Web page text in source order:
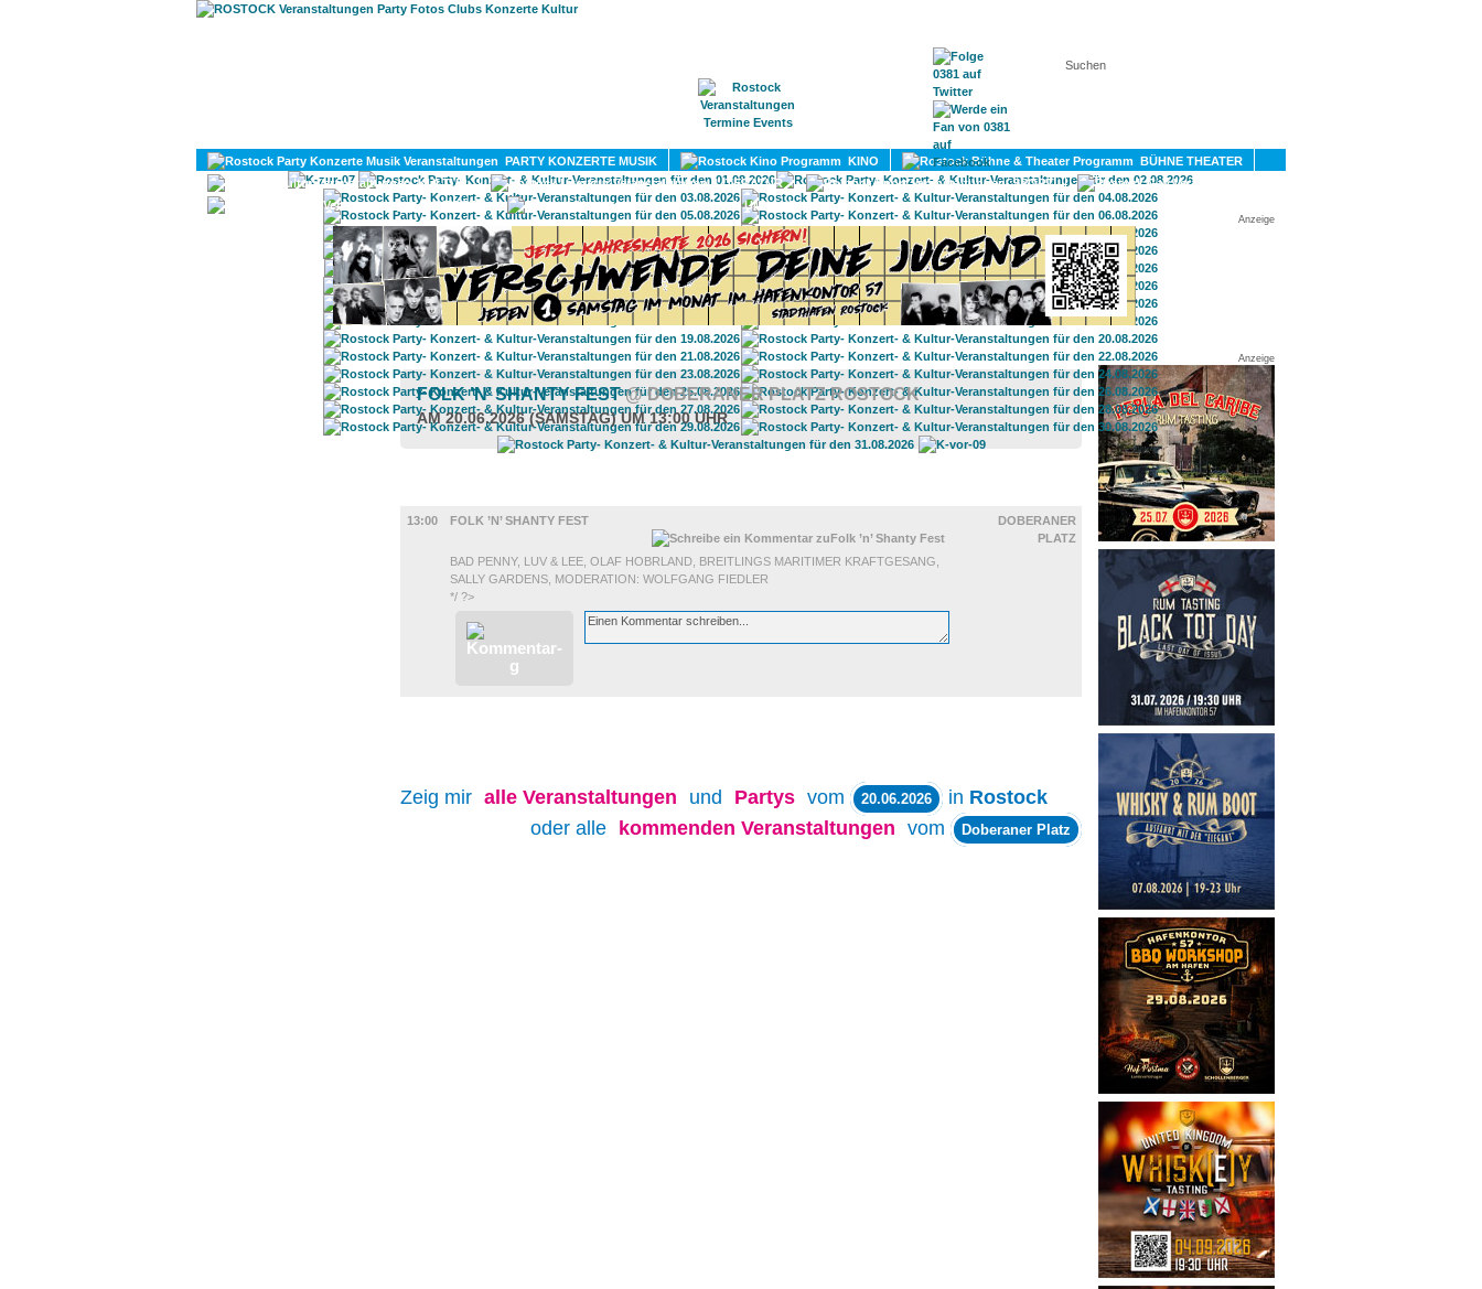
KONTAKT
PARTY KONZERTE MUSIK KINO
BÜHNE THEATER
KULTUR
LITERATUR SPORT
DIVERSES
UMLAND
Anzeige
Anzeige
FOLK ’N’ SHANTY FEST@ DOBERANER PLATZ ROSTOCK
AM 20.06.2026 (SAMSTAG) UM 13:00 UHR
13:00
FOLK ’N’ SHANTY FEST
DOBERANER
PLATZ
BAD PENNY, LUV & LEE, OLAF HOBRLAND, BREITLINGS MARITIMER KRAFTGESANG,
SALLY GARDENS, MODERATION: WOLFGANG FIEDLER
*/ ?>
Zeig mir alle Veranstaltungen und Partys vom 20.06.2026 in Rostock
oder alle
kommenden Veranstaltungen vom Doberaner Platz